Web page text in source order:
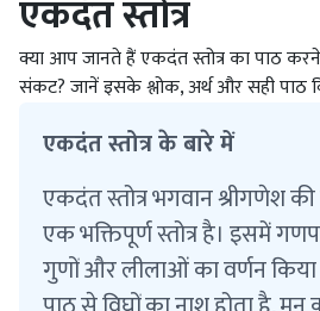
एकदंत स्तोत्र
क्या आप जानते हैं एकदंत स्तोत्र का पाठ
संकट? जानें इसके श्लोक, अर्थ और सही पाठ
एकदंत स्तोत्र के बारे में
एकदंत स्तोत्र भगवान श्रीगणेश
एक भक्तिपूर्ण स्तोत्र है। इसमें
गुणों और लीलाओं का वर्णन किया